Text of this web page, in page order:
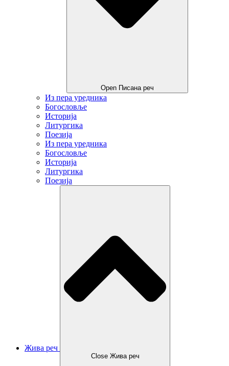
Open Писана реч
Из пера уредника
Богословље
Историја
Литургика
Поезија
Из пера уредника
Богословље
Историја
Литургика
Поезија
Жива реч
Close Жива реч